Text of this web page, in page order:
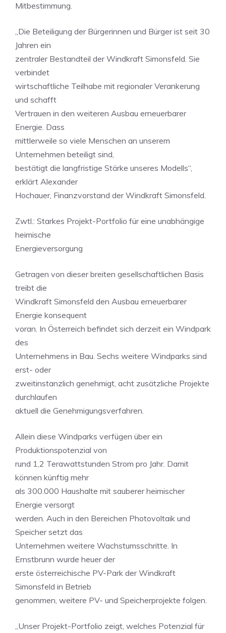
Mitbestimmung.
„Die Beteiligung der Bürgerinnen und Bürger ist seit 30
Jahren ein
zentraler Bestandteil der Windkraft Simonsfeld. Sie
verbindet
wirtschaftliche Teilhabe mit regionaler Verankerung
und schafft
Vertrauen in den weiteren Ausbau erneuerbarer
Energie. Dass
mittlerweile so viele Menschen an unserem
Unternehmen beteiligt sind,
bestätigt die langfristige Stärke unseres Modells“,
erklärt Alexander
Hochauer, Finanzvorstand der Windkraft Simonsfeld.
Zwtl.: Starkes Projekt-Portfolio für eine unabhängige
heimische
Energieversorgung
Getragen von dieser breiten gesellschaftlichen Basis
treibt die
Windkraft Simonsfeld den Ausbau erneuerbarer
Energie konsequent
voran. In Österreich befindet sich derzeit ein Windpark
des
Unternehmens in Bau. Sechs weitere Windparks sind
erst- oder
zweitinstanzlich genehmigt, acht zusätzliche Projekte
durchlaufen
aktuell die Genehmigungsverfahren.
Allein diese Windparks verfügen über ein
Produktionspotenzial von
rund 1,2 Terawattstunden Strom pro Jahr. Damit
können künftig mehr
als 300.000 Haushalte mit sauberer heimischer
Energie versorgt
werden. Auch in den Bereichen Photovoltaik und
Speicher setzt das
Unternehmen weitere Wachstumsschritte. In
Ernstbrunn wurde heuer der
erste österreichische PV-Park der Windkraft
Simonsfeld in Betrieb
genommen, weitere PV- und Speicherprojekte folgen.
„Unser Projekt-Portfolio zeigt, welches Potenzial für